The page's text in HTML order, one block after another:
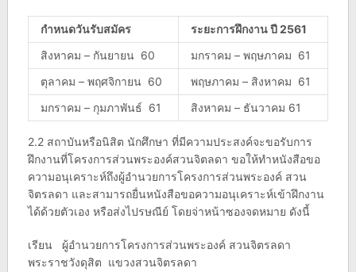
กำหนดวันรับสมัคร
ระยะการฝึกงาน ปี 2561
สิงหาคม – กันยายน 60
มกราคม – พฤษภาคม 61
ตุลาคม – พฤศจิกายน 60
พฤษภาคม – สิงหาคม 61
มกราคม – กุมภาพันธ์ 61
สิงหาคม – ธันวาคม 61
2.2 สถาบันหรือนิสิต นักศึกษา ที่มีความประสงค์จะขอรับการ
ฝึกงานที่โครงการส่วนพระองค์สวนจิตลดา ขอให้ทำหนังสือขอ
ความอนุเคราะห์ถึงผู้อำนวยการโครงการส่วนพระองค์ สวน
จิตรลดา และสามารถยื่นหนังสือขอความอนุเคราะห์เข้าฝึกงาน
ได้ด้วยตัวเอง หรือส่งไปรษณีย์ โดยจ่าหน้าซองจดหมาย ดังนี้
เรียน ผู้อำนวยการโครงการส่วนพระองค์ สวนจิตรลดา
พระราชวังดุสิต แขวงสวนจิตรลดา